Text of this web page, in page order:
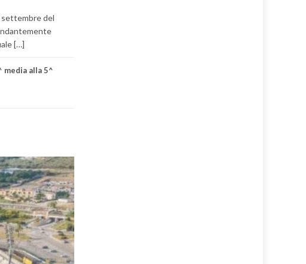
settembre del
[…]
media alla 5^